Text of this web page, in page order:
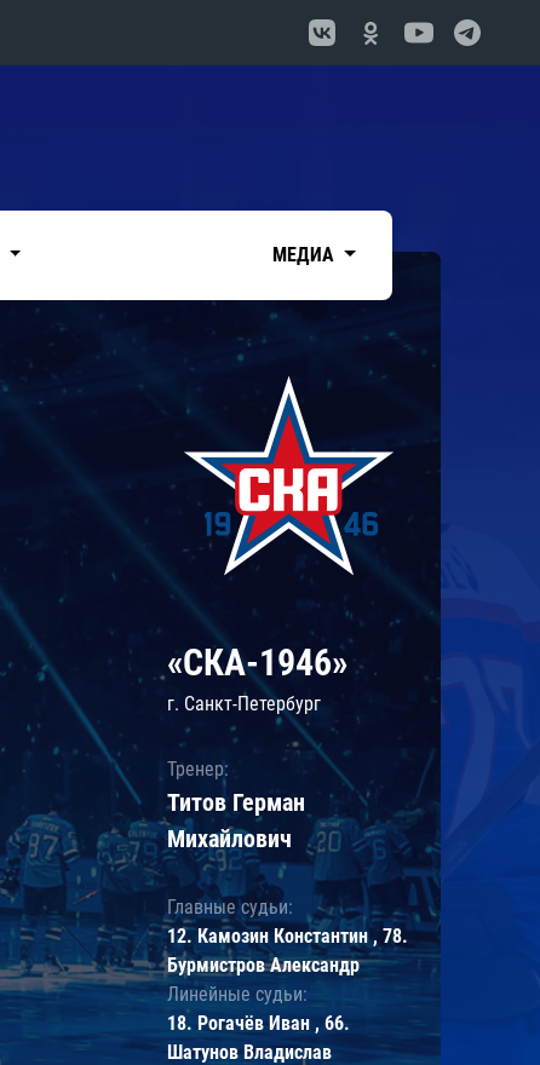
МЕДИА
«СКА-1946»
г. Санкт-Петербург
Тренер:
Титов Герман
Михайлович
Главные судьи:
12. Камозин Константин , 78.
Бурмистров Александр
Линейные судьи:
18. Рогачёв Иван , 66.
Шатунов Владислав